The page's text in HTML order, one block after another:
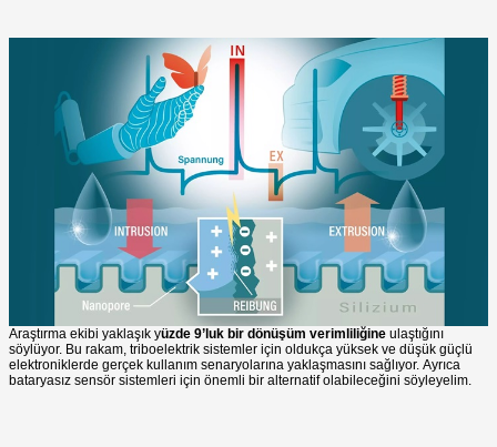
Araştırma ekibi yaklaşık yüzde 9’luk bir dönüşüm verimliliğine ulaştığını
söylüyor. Bu rakam, triboelektrik sistemler için oldukça yüksek ve düşük güçlü
elektroniklerde gerçek kullanım senaryolarına yaklaşmasını sağlıyor. Ayrıca
bataryasız sensör sistemleri için önemli bir alternatif olabileceğini söyleyelim.